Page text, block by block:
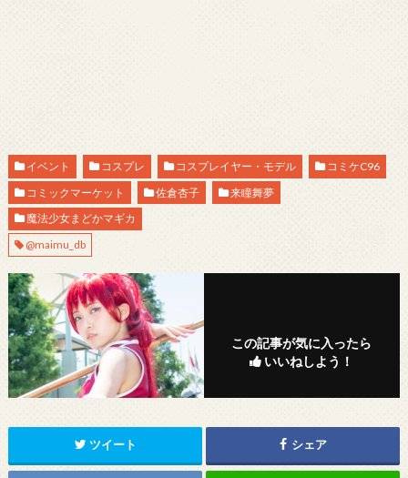
イベント コスプレ コスプレイヤー・モデル
コミケC96
コミックマーケット
佐倉杏子
来瞳舞夢
魔法少女まどかマギカ
@maimu_db
この記事が気に入ったら
いいねしよう！
ツイート シェア